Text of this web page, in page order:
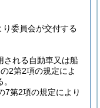
委員会が交付する
される自動車又は船
2第2項の規定によ
7第2項の規定により